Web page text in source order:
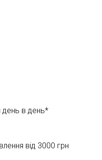
день в день*
від 3000 грн